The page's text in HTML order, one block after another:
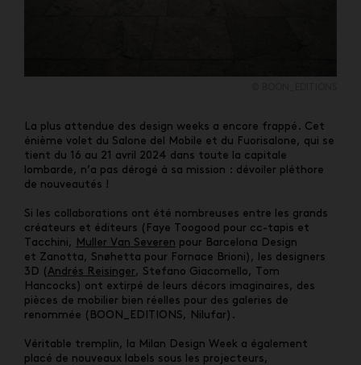
La plus attendue des design weeks a encore frappé. Cet
énième volet du Salone del Mobile et du Fuorisalone, qui se
tient du 16 au 21 avril 2024 dans toute la capitale
lombarde, n’a pas dérogé à sa mission : dévoiler pléthore
de nouveautés !
Si les collaborations ont été nombreuses entre les grands
créateurs et éditeurs (Faye Toogood pour cc-tapis et
Tacchini,
Muller Van Severen pour Barcelona Design
et Zanotta, Snøhetta pour Fornace Brioni), les designers
3D (Andrés Reisinger , Stefano Giacomello, Tom
Hancocks) ont extirpé de leurs décors imaginaires, des
pièces de mobilier bien réelles pour des galeries de
renommée (BOON_EDITIONS, Nilufar).
Véritable tremplin, la Milan Design Week a également
placé de nouveaux labels sous les projecteurs,